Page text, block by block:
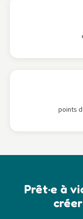
points
Prêt·e à